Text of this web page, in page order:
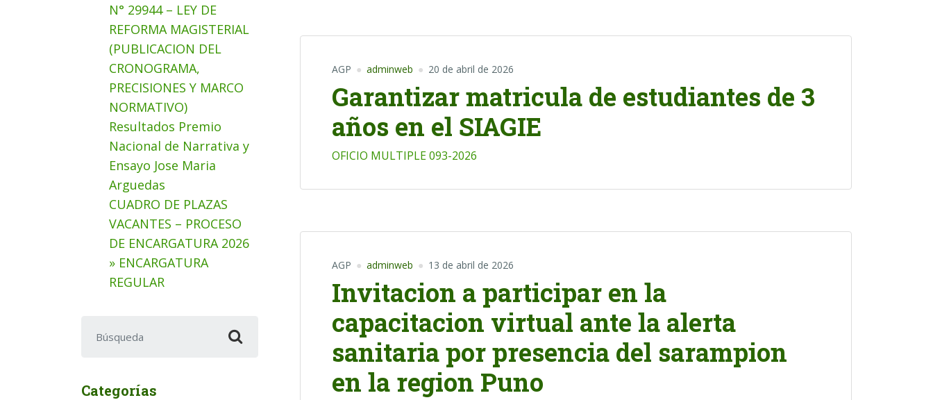
AGP adminweb 20 de abril de 2026
Garantizar matricula de estudiantes de 3
años en el SIAGIE
OFICIO MULTIPLE 093-2026
AGP adminweb 13 de abril de 2026
Invitacion a participar en la
capacitacion virtual ante la alerta
sanitaria por presencia del sarampion
en la region Puno
N° 29944 – LEY DE
REFORMA MAGISTERIAL
(PUBLICACION DEL
CRONOGRAMA,
PRECISIONES Y MARCO
NORMATIVO)
Resultados Premio
Nacional de Narrativa y
Ensayo Jose Maria
Arguedas
CUADRO DE PLAZAS
VACANTES – PROCESO
DE ENCARGATURA 2026
» ENCARGATURA
REGULAR
Categorías